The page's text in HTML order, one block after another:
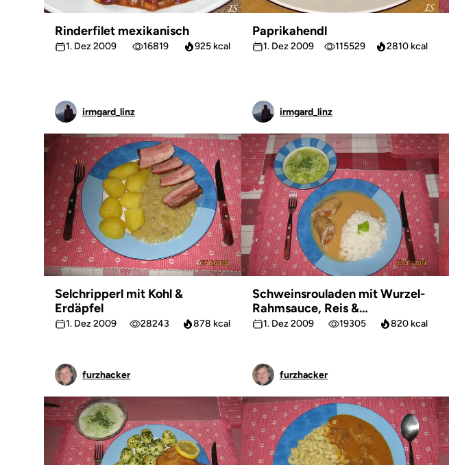
Rinderfilet mexikanisch
1. Dez 2009 16819 925 kcal
irmgard_linz
Paprikahendl
1. Dez 2009 115529 2810 kcal
irmgard_linz
Selchripperl mit Kohl &
Erdäpfel
1. Dez 2009 28243 878 kcal
furzhacker
Schweinsrouladen mit Wurzel-
Rahmsauce, Reis &
Gurkensalat
1. Dez 2009 19305 820 kcal
furzhacker